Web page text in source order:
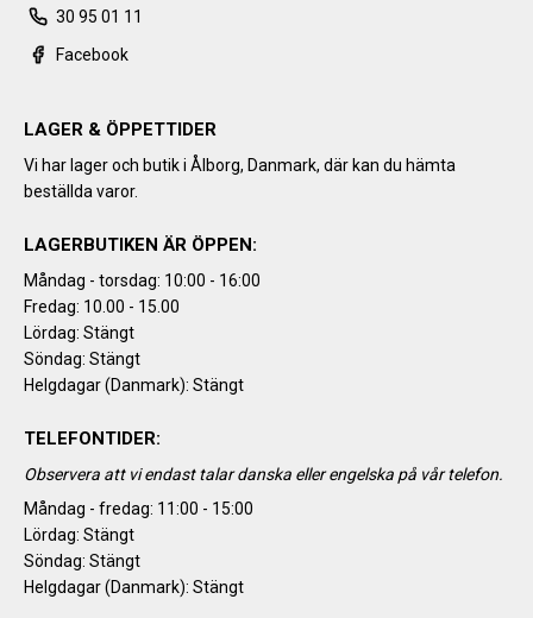
30 95 01 11
Facebook
LAGER & ÖPPETTIDER
Vi har lager och butik i Ålborg, Danmark, där kan du hämta
beställda varor.
LAGERBUTIKEN ÄR ÖPPEN:
Måndag - torsdag: 10:00 - 16:00
Fredag: 10.00 - 15.00
Lördag: Stängt
Söndag: Stängt
Helgdagar (Danmark): Stängt
TELEFONTIDER:
Observera att vi endast talar danska eller engelska på vår telefon.
Måndag - fredag: 11:00 - 15:00
Lördag: Stängt
Söndag: Stängt
Helgdagar (Danmark): Stängt